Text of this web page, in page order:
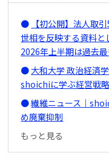
【初公開】法人取
世相を反映する資料
2026年上半期は過去
大和大学 政治経済
shoichiに学ぶ経営戦略
繊維ニュース｜
め廃棄抑制
もっと見る